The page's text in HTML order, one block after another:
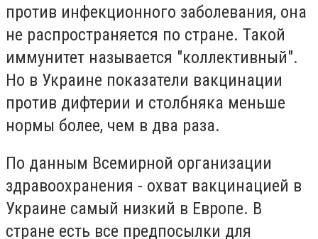
против инфекционного заболевания, она
не распространяется по стране. Такой
иммунитет называется "коллективный".
Но в Украине показатели вакцинации
против дифтерии и столбняка меньше
нормы более, чем в два раза.
По данным Всемирной организации
здравоохранения - охват вакцинацией в
Украине самый низкий в Европе. В
стране есть все предпосылки для